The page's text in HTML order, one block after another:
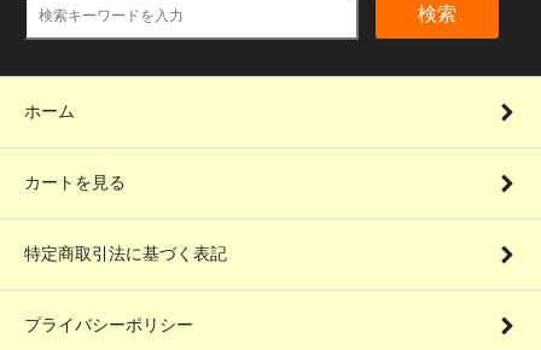
検索
ホーム
カートを見る
特定商取引法に基づく表記
プライバシーポリシー